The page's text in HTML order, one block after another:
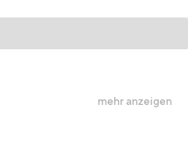
mehr anzeigen